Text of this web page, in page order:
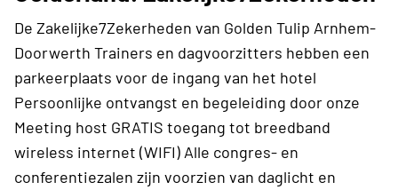
De Zakelijke7Zekerheden van Golden Tulip Arnhem-
Doorwerth Trainers en dagvoorzitters hebben een
parkeerplaats voor de ingang van het hotel
Persoonlijke ontvangst en begeleiding door onze
Meeting host GRATIS toegang tot breedband
wireless internet (WIFI) Alle congres- en
conferentiezalen zijn voorzien van daglicht en